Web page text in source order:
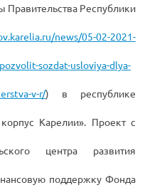
Республики
news/05-02-2021-
sozdat-usloviya-dlya-
v-r/) в республике
Карелии». Проект с
центра развития
поддержку Фонда